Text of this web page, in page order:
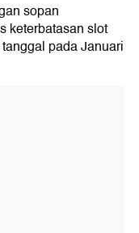
sopan
keterbatasan slot
pada Januari